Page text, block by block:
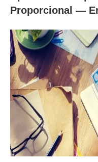
Proporcional —